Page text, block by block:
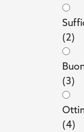
(2)
(3)
(4)